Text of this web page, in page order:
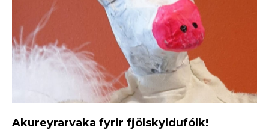
Akureyrarvaka fyrir fjölskyldufólk!